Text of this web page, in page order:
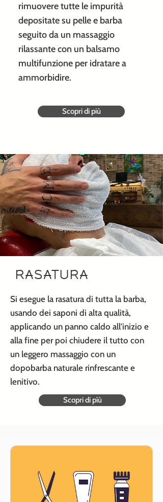
rimuovere tutte le impurità
depositate su pelle e barba
seguito da un massaggio
rilassante con un balsamo
multifunzione per idratare a
ammorbidire.
Scopri di più
RASATURA
Si esegue la rasatura di tutta la barba,
usando dei saponi di alta qualità,
applicando un panno caldo all'inizio e
alla fine per poi chiudere il tutto con
un leggero massaggio con un
dopobarba naturale rinfrescante e
lenitivo.
Scopri di pìù